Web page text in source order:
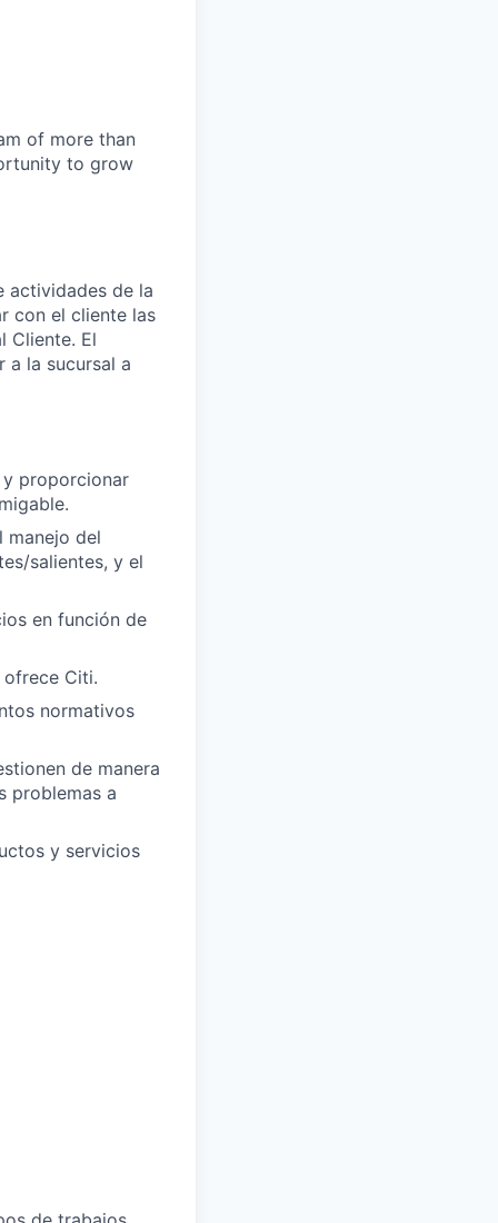
of more than
to grow
actividades de la
con el cliente las
Cliente. El
a la sucursal a
proporcionar
manejo del
salientes, y el
en función de
Citi.
normativos
de manera
problemas a
y servicios